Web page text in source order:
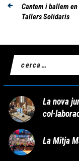
Cantem i ballem en
Tallers Solidaris
La nova
La Mitja